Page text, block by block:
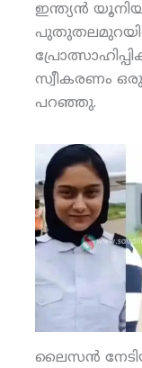
ഇന്ത്യന്‍
സ്വീകരണം
പറഞ്ഞു.
ലൈസന്‍